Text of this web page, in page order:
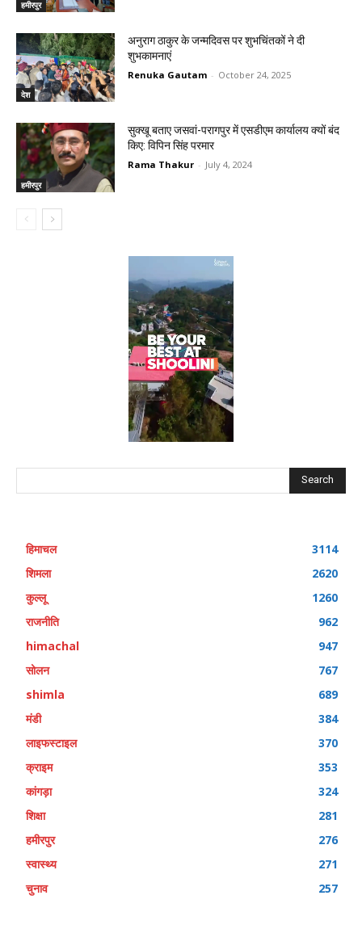
हमीरपुर
देश
अनुराग ठाकुर के जन्मदिवस पर शुभचिंतकों ने दी
शुभकामनाएं
Renuka Gautam - October 24, 2025
हमीरपुर
सुक्खू बताए जसवां-परागपुर में एसडीएम कार्यालय क्यों बंद
किए: विपिन सिंह परमार
Rama Thakur - July 4, 2024
Search
हिमाचल
3114
शिमला
2620
कुल्लू
1260
राजनीति
962
himachal
947
सोलन
767
shimla
689
मंडी
384
लाइफस्टाइल
370
क्राइम
353
कांगड़ा
324
शिक्षा
281
हमीरपुर
276
स्वास्थ्य
271
चुनाव
257